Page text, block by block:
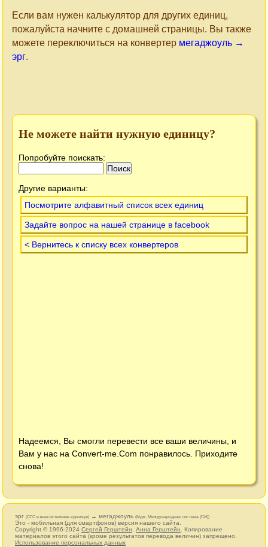
Если вам нужен калькулятор для других единиц,
пожалуйста начните с домашней страницы. Вы также
можете переключиться на конвертер мегаджоуль →
эрг.
Не можете найти нужную единицу?
Попробуйте поискать:
Другие варианты:
Посмотрите алфавитный список всех единиц
Задайте вопрос на нашей странице в facebook
< Вернитесь к списку всех конвертеров
Надеемся, Вы смогли перевести все ваши величины, и
Вам у нас на Convert-me.Com понравилось. Приходите
снова!
эрг (СГС и внесистемные единицы) → мегаджоуль (Мдж, Международная система (СИ))
Это - мобильная (для смартфонов) версия нашего сайта.
Copyright © 1996-2024 Сергей Герштейн Анна Герштейн . Копирование
материалов этого сайта (кроме результатов перевода величин) запрещено.
Использование персональных данных